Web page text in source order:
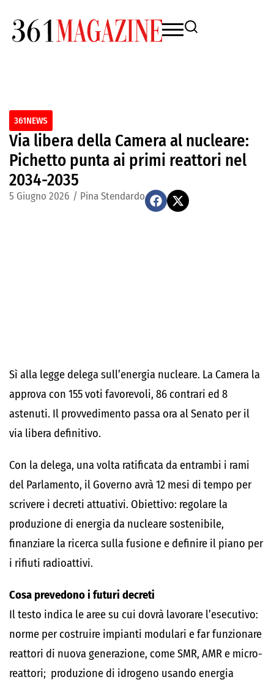
361NEWS
Via libera della Camera al nucleare:
Pichetto punta ai primi reattori nel
2034-2035
5 Giugno 2026 / Pina Stendardo
Sì alla legge delega sull’energia nucleare. La Camera la
approva con 155 voti favorevoli, 86 contrari ed 8
astenuti. Il provvedimento passa ora al Senato per il
via libera definitivo.
Con la delega, una volta ratificata da entrambi i rami
del Parlamento, il Governo avrà 12 mesi di tempo per
scrivere i decreti attuativi. Obiettivo: regolare la
produzione di energia da nucleare sostenibile,
finanziare la ricerca sulla fusione e definire il piano per
i rifiuti radioattivi.
Cosa prevedono i futuri decreti
Il testo indica le aree su cui dovrà lavorare l’esecutivo:
norme per costruire impianti modulari e far funzionare
reattori di nuova generazione, come SMR, AMR e micro-
reattori; produzione di idrogeno usando energia